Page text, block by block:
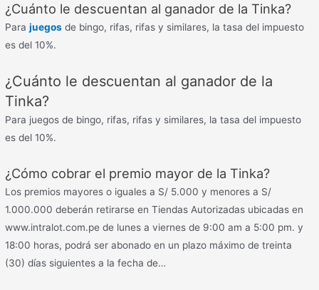
¿Cuánto le descuentan al ganador de la Tinka?
Parajuegos de bingo, rifas, rifas y similares, la tasa del impuesto
es del 10%.
¿Cuánto le descuentan al ganador de la
Tinka?
Para juegos de bingo, rifas, rifas y similares, la tasa del impuesto
es del 10%.
¿Cómo cobrar el premio mayor de la Tinka?
Los premios mayores o iguales a S/ 5.000 y menores a S/
1.000.000 deberán retirarse en Tiendas Autorizadas ubicadas en
www.intralot.com.pe de lunes a viernes de 9:00 am a 5:00 pm. y
18:00 horas, podrá ser abonado en un plazo máximo de treinta
(30) días siguientes a la fecha de…